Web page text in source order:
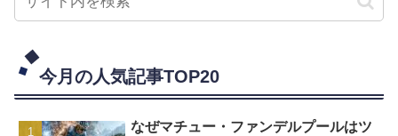
今月の人気記事TOP20
なぜマチュー・ファンデルプールはツ